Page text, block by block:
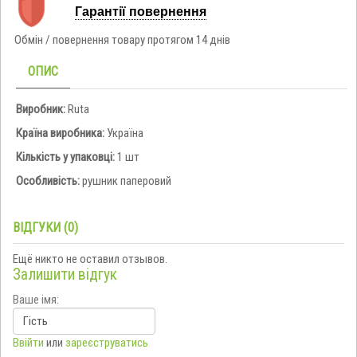
Гарантії повернення
Обмін / повернення товару протягом 14 днів
ОПИС
Виробник:Ruta
Країна виробника: Україна
Кількість у упаковці:1 шт
Особливість:рушник паперовий
ВІДГУКИ (0)
Ещё никто не оставил отзывов.
Залишити відгук
Ваше імя:
Ввійти или зареєструватись